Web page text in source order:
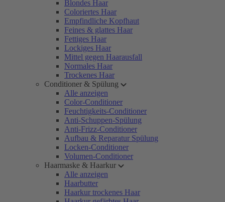
Blondes Haar
Coloriertes Haar
Empfindliche Kopfhaut
Feines & glattes Haar
Fettiges Haar
Lockiges Haar
Mittel gegen Haarausfall
Normales Haar
Trockenes Haar
Conditioner & Spülung
Alle anzeigen
Color-Conditioner
Feuchtigkeits-Conditioner
Anti-Schuppen-Spülung
Anti-Frizz-Conditioner
Aufbau & Reparatur Spülung
Locken-Conditioner
Volumen-Conditioner
Haarmaske & Haarkur
Alle anzeigen
Haarbutter
Haarkur trockenes Haar